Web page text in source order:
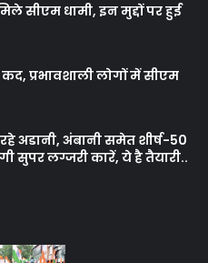
सीएम धामी, इन मुद्दों पर हुई
प्रभावशाली लोगों में सीएम
अडानी, अंबानी समेत शीर्ष-50
सुपर लग्जरी कारें, ये है तैयारी..